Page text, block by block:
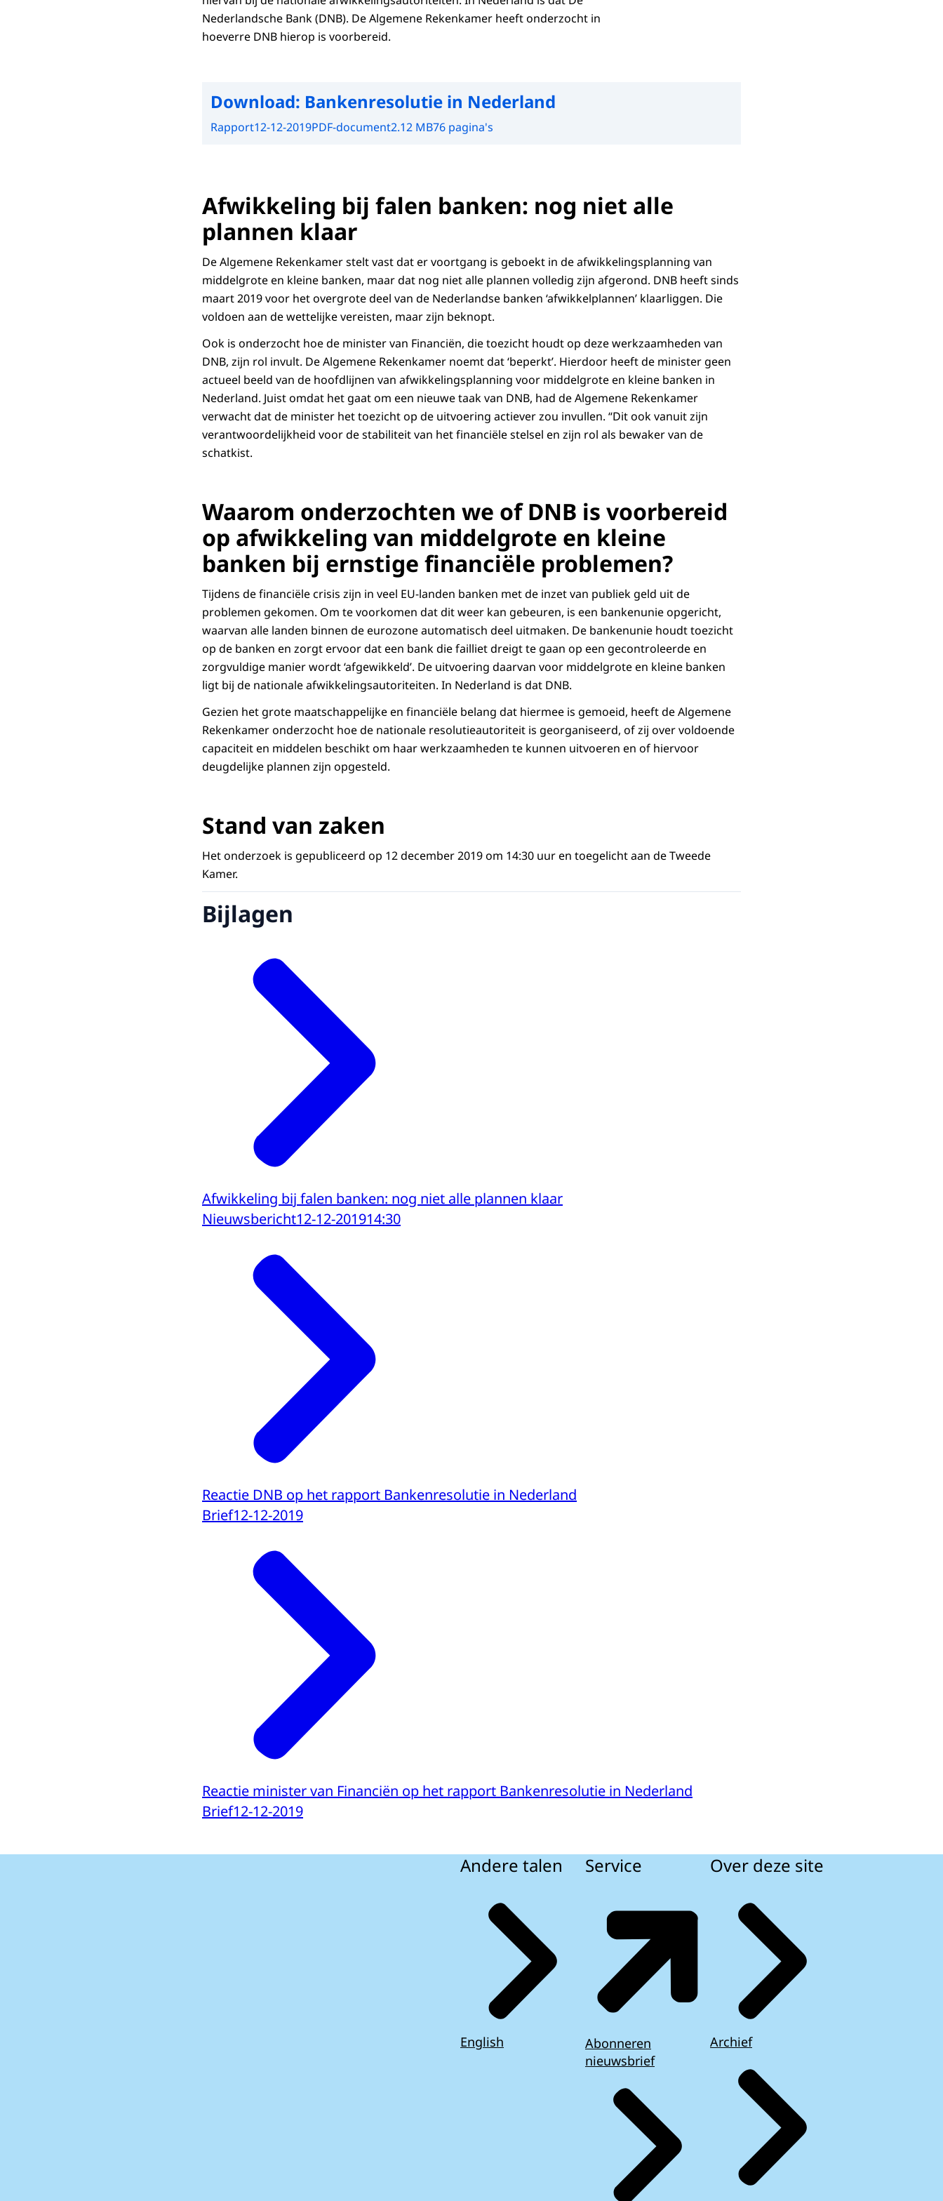
Nederlandsche Bank (DNB). De Algemene Rekenkamer heeft onderzocht in
hoeverre DNB hierop is voorbereid.
Download: Bankenresolutie in Nederland
Rapport12-12-2019PDF-document2.12 MB76 pagina's
Afwikkeling bij falen banken: nog niet alle
plannen klaar
De Algemene Rekenkamer stelt vast dat er voortgang is geboekt in de afwikkelingsplanning van
middelgrote en kleine banken, maar dat nog niet alle plannen volledig zijn afgerond. DNB heeft sinds
maart 2019 voor het overgrote deel van de Nederlandse banken ‘afwikkelplannen’ klaarliggen. Die
voldoen aan de wettelijke vereisten, maar zijn beknopt.
Ook is onderzocht hoe de minister van Financiën, die toezicht houdt op deze werkzaamheden van
DNB, zijn rol invult. De Algemene Rekenkamer noemt dat ‘beperkt’. Hierdoor heeft de minister geen
actueel beeld van de hoofdlijnen van afwikkelingsplanning voor middelgrote en kleine banken in
Nederland. Juist omdat het gaat om een nieuwe taak van DNB, had de Algemene Rekenkamer
verwacht dat de minister het toezicht op de uitvoering actiever zou invullen. “Dit ook vanuit zijn
verantwoordelijkheid voor de stabiliteit van het financiële stelsel en zijn rol als bewaker van de
schatkist.
Waarom onderzochten we of DNB is voorbereid
op afwikkeling van middelgrote en kleine
banken bij ernstige financiële problemen?
Tijdens de financiële crisis zijn in veel EU-landen banken met de inzet van publiek geld uit de
problemen gekomen. Om te voorkomen dat dit weer kan gebeuren, is een bankenunie opgericht,
waarvan alle landen binnen de eurozone automatisch deel uitmaken. De bankenunie houdt toezicht
op de banken en zorgt ervoor dat een bank die failliet dreigt te gaan op een gecontroleerde en
zorgvuldige manier wordt ‘afgewikkeld’. De uitvoering daarvan voor middelgrote en kleine banken
ligt bij de nationale afwikkelingsautoriteiten. In Nederland is dat DNB.
Gezien het grote maatschappelijke en financiële belang dat hiermee is gemoeid, heeft de Algemene
Rekenkamer onderzocht hoe de nationale resolutieautoriteit is georganiseerd, of zij over voldoende
capaciteit en middelen beschikt om haar werkzaamheden te kunnen uitvoeren en of hiervoor
deugdelijke plannen zijn opgesteld.
Stand van zaken
Het onderzoek is gepubliceerd op 12 december 2019 om 14:30 uur en toegelicht aan de Tweede
Kamer.
Bijlagen
Afwikkeling bij falen banken: nog niet alle plannen klaar
Nieuwsbericht12-12-201914:30
Reactie DNB op het rapport Bankenresolutie in Nederland
Brief12-12-2019
Reactie minister van Financiën op het rapport Bankenresolutie in Nederland
Brief12-12-2019
Andere talen
English
Service
Abonneren
nieuwsbrief
Over deze site
Archief